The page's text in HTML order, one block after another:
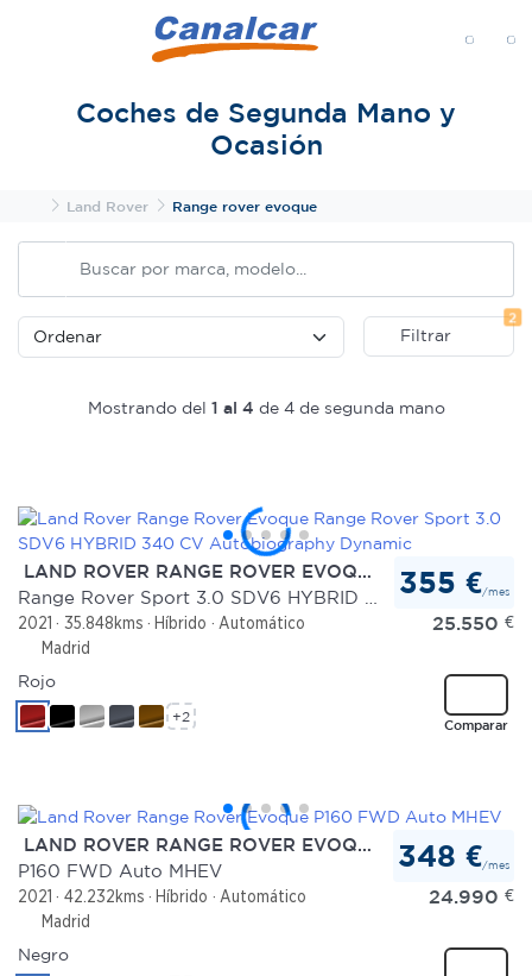
Coches de Segunda Mano y
Ocasión
InicioLand Rover Range rover evoque
Filtrar
2
Mostrando del 1 al 4 de 4 de segunda mano
LAND ROVER RANGE ROVER EVOQUE
2021 35.848kms Híbrido
Automático
Madrid
355 €/mes
25.550 €
Comparar
Rojo
+2
LAND ROVER RANGE ROVER EVOQUE
P160 FWD Auto MHEV
2021 42.232kms Híbrido
Automático
Madrid
348 €/mes
24.990 €
Negro